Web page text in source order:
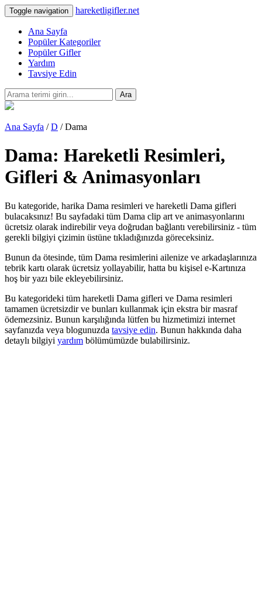
Toggle navigation hareketligifler.net
Ana Sayfa
Popüler Kategoriler
Popüler Gifler
Yardım
Tavsiye Edin
Ara
Ana Sayfa /D / Dama
Dama: Hareketli Resimleri,
Gifleri & Animasyonları
Bu kategoride, harika Dama resimleri ve hareketli Dama gifleri
bulacaksınız! Bu sayfadaki tüm Dama clip art ve animasyonlarını
ücretsiz olarak indirebilir veya doğrudan bağlantı verebilirsiniz - tüm
gerekli bilgiyi çizimin üstüne tıkladığınızda göreceksiniz.
Bunun da ötesinde, tüm Dama resimlerini ailenize ve arkadaşlarınıza
tebrik kartı olarak ücretsiz yollayabilir, hatta bu kişisel e-Kartınıza
hoş bir yazı bile ekleyebilirsiniz.
Bu kategorideki tüm hareketli Dama gifleri ve Dama resimleri
tamamen ücretsizdir ve bunları kullanmak için ekstra bir masraf
ödemezsiniz. Bunun karşılığında lütfen bu hizmetimizi internet
sayfanızda veya blogunuzda tavsiye edin. Bunun hakkında daha
detaylı bilgiyi yardım bölümümüzde bulabilirsiniz.